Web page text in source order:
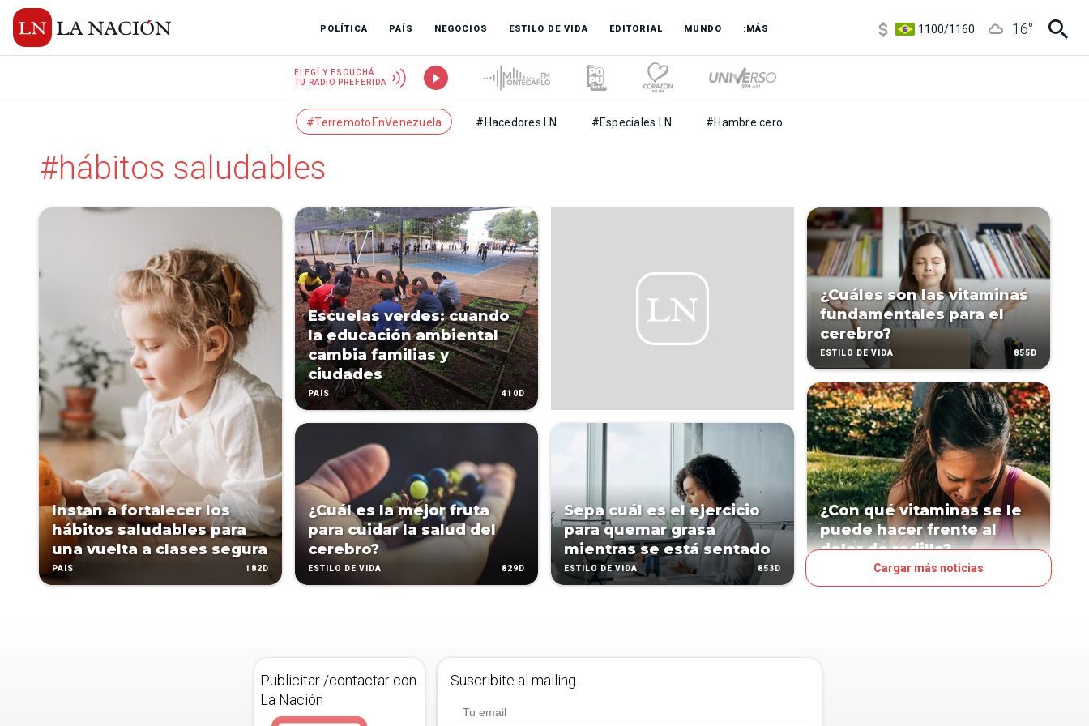
POLÍTICA PAÍS NEGOCIOS ESTILO DE VIDA EDITORIAL MUNDO :MÁS
1100/1160
16°
ELEGÍ Y ESCUCHÁ
TU RADIO PREFERIDA
#TerremotoEnVenezuela #Hacedores LN #Especiales LN #Hambre cero
#hábitos saludables
Instan a fortalecer los
hábitos saludables para
una vuelta a clases segura
PAÍS 182D
Escuelas verdes: cuando
la educación ambiental
cambia familias y
ciudades
PAÍS 410D
¿Cuál es la mejor fruta
para cuidar la salud del
cerebro?
ESTILO DE VIDA 829D
Sepa cuál es el ejercicio
para quemar grasa
mientras se está sentado
ESTILO DE VIDA 853D
¿Cuáles son las vitaminas
fundamentales para el
cerebro?
ESTILO DE VIDA 855D
¿Con qué vitaminas se le
puede hacer frente al
dolor de rodilla?
ESTILO DE VIDACargar más noticias
Publicitar /contactar con
La Nación
Suscribite al mailing.